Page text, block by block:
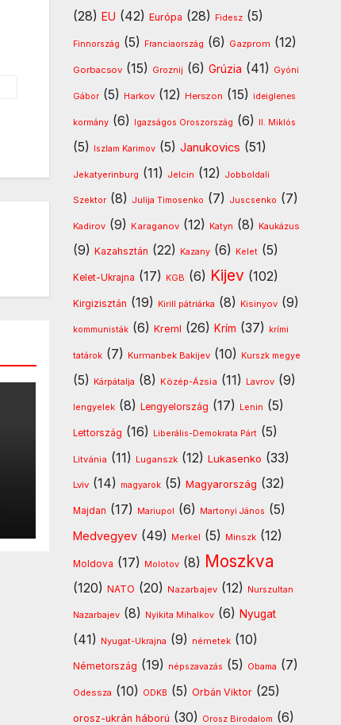
(28) EU (42) Európa (28) Fidesz(5)
Finnország (5) Franciaország (6) Gazprom (12)
Gorbacsov(15) Groznij (6) Grúzia (41) Gyóni
Gábor(5) Harkov(12) Herszon (15) ideiglenes
kormány(6) Igazságos Oroszország (6) II. Miklós
(5) Iszlam Karimov(5) Janukovics (51)
Jekatyerinburg (11) Jelcin (12) Jobboldali
Szektor(8) Julija Timosenko (7) Juscsenko (7)
Kadirov(9) Karaganov(12) Katyn (8) Kaukázus
(9) Kazahsztán (22) Kazany(6) Kelet(5)
Kelet-Ukrajna (17) KGB (6) Kijev (102)
Kirgizisztán (19) Kirill pátriárka (8) Kisinyov(9)
kommunisták(6) Kreml (26) Krím (37) krími
tatárok(7) Kurmanbek Bakijev(10) Kurszk megye
(5) Kárpátalja (8) Közép-Ázsia (11) Lavrov(9)
lengyelek(8) Lengyelország (17) Lenin (5)
Lettország (16) Liberális-Demokrata Párt(5)
Litvánia (11) Luganszk(12) Lukasenko (33)
Lviv(14) magyarok(5) Magyarország (32)
Majdan (17) Mariupol (6) Martonyi János (5)
Medvegyev(49) Merkel (5) Minszk(12)
Moldova (17) Molotov(8) Moszkva
(120) NATO (20) Nazarbajev(12) Nurszultan
Nazarbajev(8) Nyikita Mihalkov(6) Nyugat
(41) Nyugat-Ukrajna (9) németek(10)
Németország (19) népszavazás (5) Obama (7)
Odessza (10) ODKB (5) Orbán Viktor(25)
orosz-ukrán háború (30) Orosz Birodalom (6)